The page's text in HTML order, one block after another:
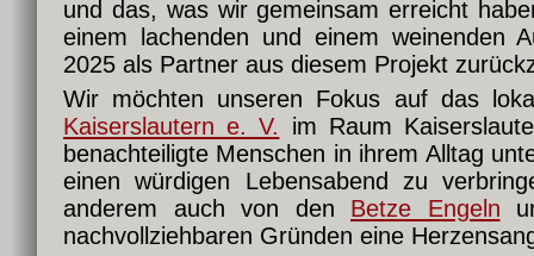
und das, was wir gemeinsam erreicht
einem lachenden und einem weinenden
2025 als Partner aus diesem Projekt
Wir möchten unseren Fokus auf das
Kaiserslautern e. V.
im Raum
benachteiligte Menschen in ihrem Alltag
einen würdigen Lebensabend zu
anderem auch von den Betze Engeln
nachvollziehbaren Gründen eine